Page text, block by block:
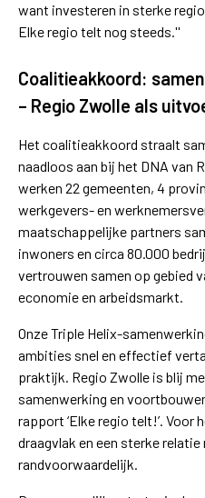
want investeren in sterke
Elke regio telt nog steeds.''
Coalitieakkoord:
– Regio Zwolle als
Het coalitieakkoord straalt
naadloos aan bij het DNA van
werken 22 gemeenten, 4
werkgevers- en
maatschappelijke partners
inwoners en circa 80.000
vertrouwen samen op gebied
economie en arbeidsmarkt.
Onze Triple Helix-
ambities snel en effectief
praktijk. Regio Zwolle is blij
samenwerking en
rapport ‘Elke regio telt!’. Voor
draagvlak en een sterke
randvoorwaardelijk.